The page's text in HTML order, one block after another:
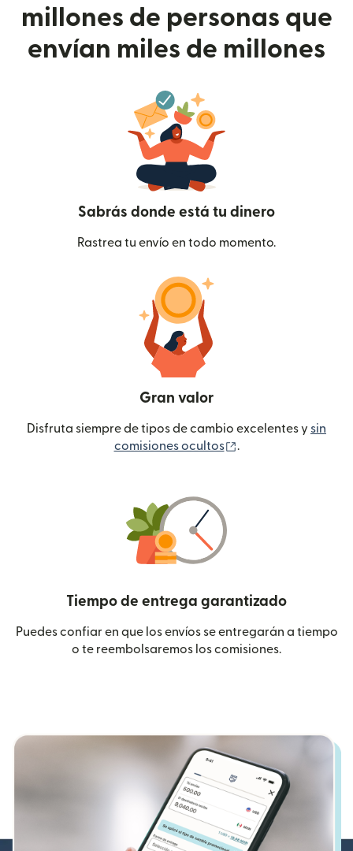
millones de personas que
envían miles de millones
Sabrás donde está tu dinero
Rastrea tu envío en todo momento.
Gran valor
Disfruta siempre de tipos de cambio excelentes y sin
comisiones ocultos
.
Tiempo de entrega garantizado
Puedes confiar en que los envíos se entregarán a tiempo
o te reembolsaremos los comisiones.